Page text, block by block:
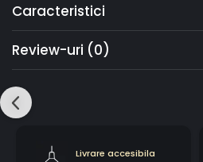
Caracteristici
Review-uri (0)
Livrare accesibila